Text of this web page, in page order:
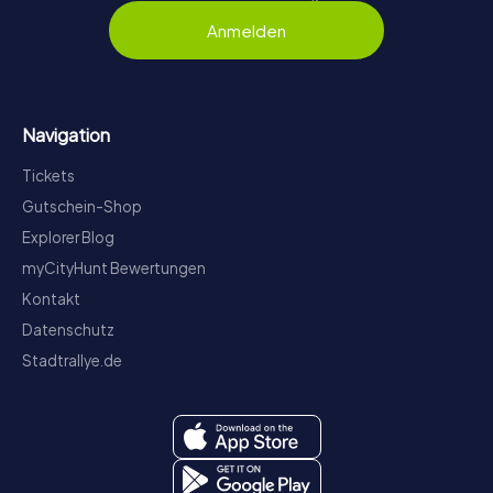
Anmelden
Navigation
Tickets
Gutschein-Shop
Explorer Blog
myCityHunt Bewertungen
Kontakt
Datenschutz
Stadtrallye.de